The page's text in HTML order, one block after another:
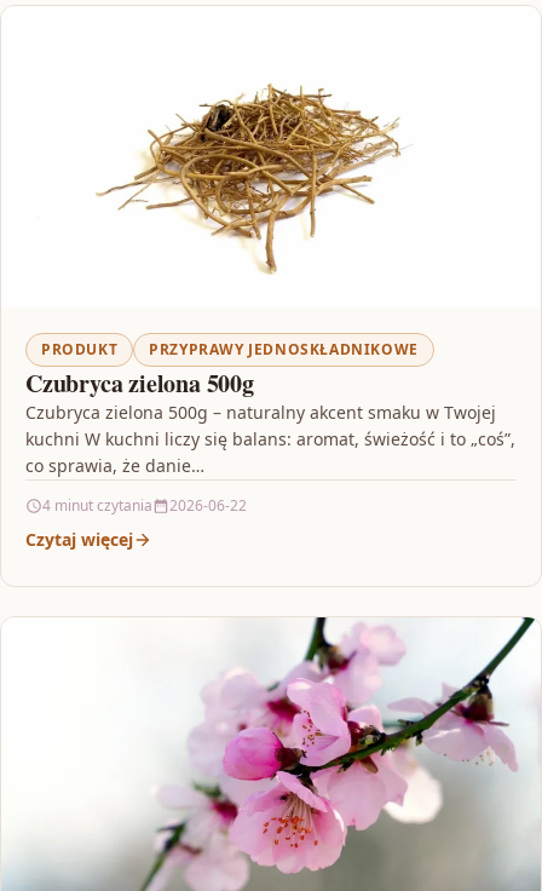
PRODUKT PRZYPRAWY JEDNOSKŁADNIKOWE
Czubryca zielona 500g
Czubryca zielona 500g – naturalny akcent smaku w Twojej
kuchni W kuchni liczy się balans: aromat, świeżość i to „coś”,
co sprawia, że danie…
4 minut czytania 2026-06-22
Czytaj więcej